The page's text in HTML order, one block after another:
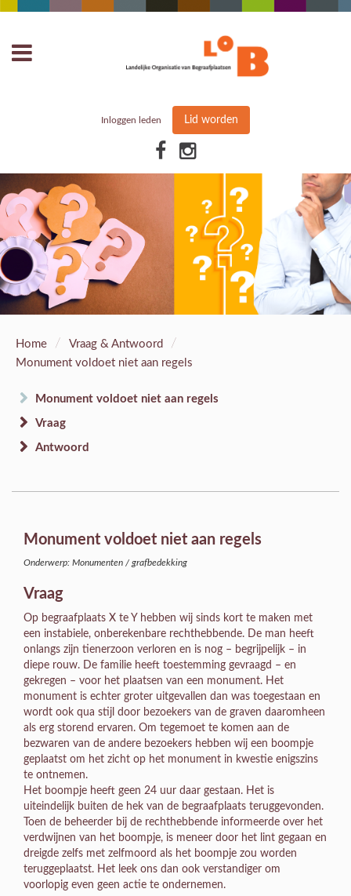
Inloggen leden Lid worden
Home / Vraag & Antwoord /
Monument voldoet niet aan regels
Monument voldoet niet aan regels
Vraag
Antwoord
Monument voldoet niet aan regels
Onderwerp: Monumenten / grafbedekking
Vraag
Op begraafplaats X te Y hebben wij sinds kort te maken met
een instabiele, onberekenbare rechthebbende. De man heeft
onlangs zijn tienerzoon verloren en is nog – begrijpelijk – in
diepe rouw. De familie heeft toestemming gevraagd – en
gekregen – voor het plaatsen van een monument. Het
monument is echter groter uitgevallen dan was toegestaan en
wordt ook qua stijl door bezoekers van de graven daaromheen
als erg storend ervaren. Om tegemoet te komen aan de
bezwaren van de andere bezoekers hebben wij een boompje
geplaatst om het zicht op het monument in kwestie enigszins
te ontnemen.
Het boompje heeft geen 24 uur daar gestaan. Het is
uiteindelijk buiten de hek van de begraafplaats teruggevonden.
Toen de beheerder bij de rechthebbende informeerde over het
verdwijnen van het boompje, is meneer door het lint gegaan en
dreigde zelfs met zelfmoord als het boompje zou worden
teruggeplaatst. Het leek ons dan ook verstandiger om
voorlopig even geen actie te ondernemen.